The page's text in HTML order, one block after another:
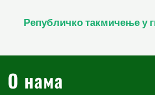
Републичко такмичење у
О нама